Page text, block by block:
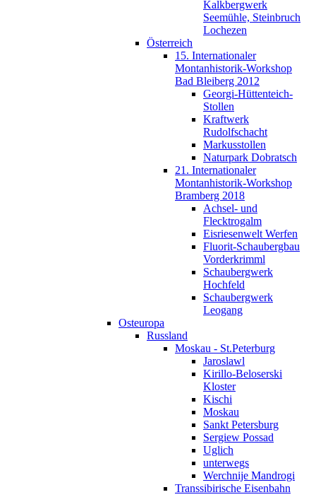
Kalkbergwerk
Seemühle, Steinbruch
Lochezen
Österreich
15. Internationaler
Montanhistorik-Workshop
Bad Bleiberg 2012
Georgi-Hüttenteich-
Stollen
Kraftwerk
Rudolfschacht
Markusstollen
Naturpark Dobratsch
21. Internationaler
Montanhistorik-Workshop
Bramberg 2018
Achsel- und
Flecktrogalm
Eisriesenwelt Werfen
Fluorit-Schaubergbau
Vorderkrimml
Schaubergwerk
Hochfeld
Schaubergwerk
Leogang
Osteuropa
Russland
Moskau - St.Peterburg
Jaroslawl
Kirillo-Beloserski
Kloster
Kischi
Moskau
Sankt Petersburg
Sergiew Possad
Uglich
unterwegs
Werchnije Mandrogi
Transsibirische Eisenbahn